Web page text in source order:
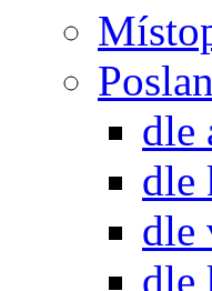
dle
dle
dle
dle